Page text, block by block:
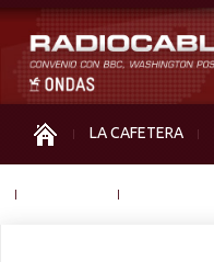
LA CAFETERA